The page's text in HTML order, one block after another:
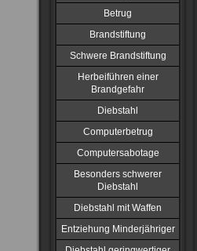
Betrug
Brandstiftung
Schwere Brandstiftung
Herbeiführen einer
Brandgefahr
Diebstahl
Computerbetrug
Computersabotage
Besonders schwerer
Diebstahl
Diebstahl mit Waffen
Entziehung Minderjähriger